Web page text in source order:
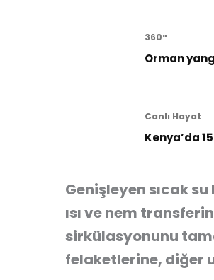
360°
Orman
Canlı Hayat
Kenya’da
Genişleyen sıcak
ısı ve nem
sirkülasyonunu
felaketlerine, diğer